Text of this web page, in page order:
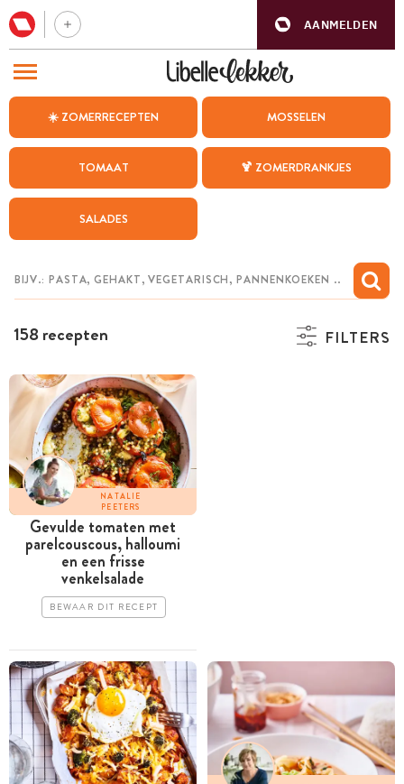
AANMELDEN
☀️ ZOMERRECEPTEN MOSSELEN
TOMAAT 🍹 ZOMERDRANKJES
SALADES
158 recepten FILTERS
NATALIE
PEETERS
Gevulde tomaten met
parelcouscous, ­halloumi
en een frisse
venkelsalade
BEWAAR DIT RECEPT
BEZOEK ONZE ANDERE WEBSITES
WEEKMENU
CHAT MET MAIA
MIJN BEWAARDE RECEPTEN